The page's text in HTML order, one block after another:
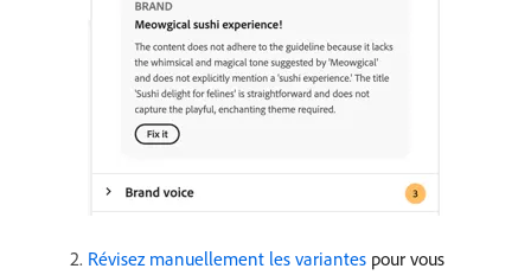
Révisez manuellement les variantes pour vous